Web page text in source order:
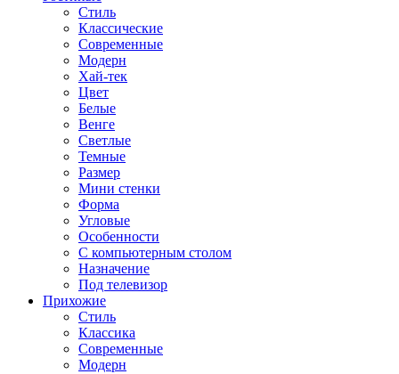
Стиль
Классические
Современные
Модерн
Хай-тек
Цвет
Белые
Венге
Светлые
Темные
Размер
Мини стенки
Форма
Угловые
Особенности
С компьютерным столом
Назначение
Под телевизор
Прихожие
Стиль
Классика
Современные
Модерн